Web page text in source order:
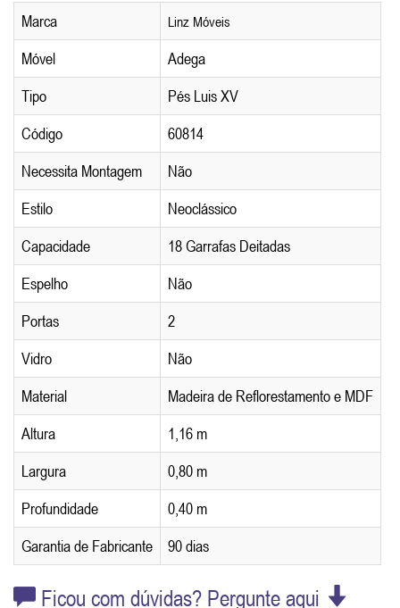
Marca Linz Móveis
Móvel
Adega
Tipo
Pés Luis XV
Código
60814
Necessita Montagem
Não
Estilo
Neoclássico
Capacidade
18 Garrafas Deitadas
Espelho
Não
Portas
2
Vidro
Não
Material
Madeira de Reflorestamento e MDF
Altura
1,16 m
Largura
0,80 m
Profundidade
0,40 m
Garantia de Fabricante
90 dias
Ficou com dúvidas? Pergunte aqui